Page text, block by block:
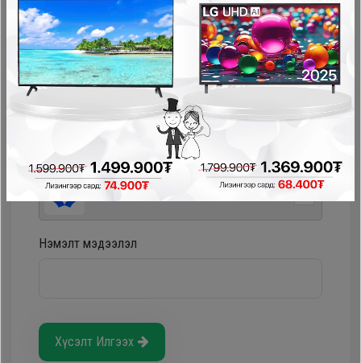
PayOn - LeaseOn
NetPay - Шимтгэлгүй ав, хүүгүй төл
Pocket - урьдчилгаагүй, шимтгэлгүй
Нэмэлт мэдээлэл
Хүсэлт Илгээх